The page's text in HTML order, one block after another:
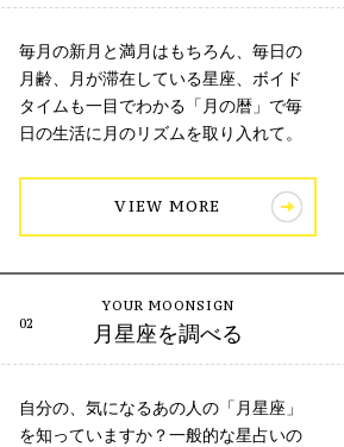
毎月の新月と満月はもちろん、毎日の
月齢、月が滞在している星座、ボイド
タイムも一目でわかる「月の暦」で毎
日の生活に月のリズムを取り入れて。
VIEW MORE
月星座を調べる
自分の、気になるあの人の「月星座」
を知っていますか？一般的な星占いの